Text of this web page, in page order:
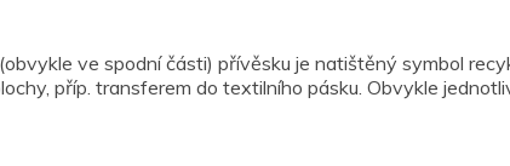
ve spodní části) přívěsku je natištěný symbol
příp. transferem do textilního pásku. Obvykle